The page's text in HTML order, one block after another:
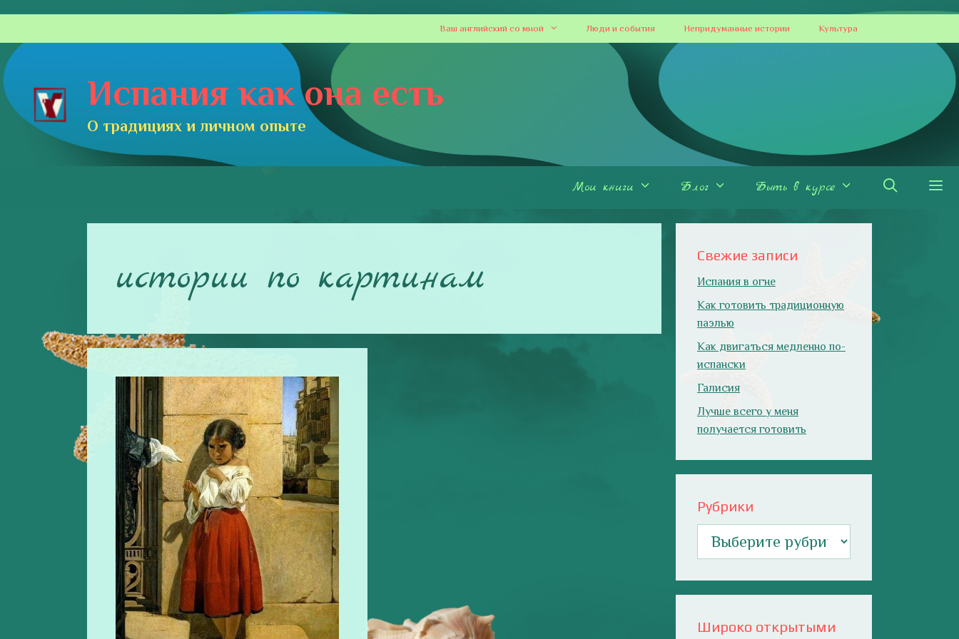
Перейти
содержимому
Ваш английский со мной Люди и события Непридуманные истории Культура
Испания как она есть
О традициях и личном опыте
Мои книги Блог Быть в курсе
истории по картинам Свежие записи
Испания в огне
Как готовить традиционную
паэлью
Как двигаться медленно по-
испански
Галисия
Лучше всего у меня
получается готовить
Рубрики
Широко открытыми